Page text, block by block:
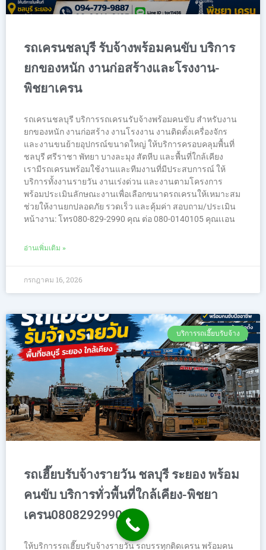
รถเครนชลบุรี รับจ้างพร้อมคนขับ บริการ
ยกของหนัก งานก่อสร้างและโรงงาน-
พิชยาเครน
รถเครนชลบุรี บริการรถเครนรับจ้างพร้อมคนขับ สำหรับงาน
ยกของหนัก งานก่อสร้าง งานโรงงาน งานติดตั้งเครื่องจักร
และงานขนย้ายอุปกรณ์ขนาดใหญ่ ให้บริการครอบคลุมพื้นที่
ชลบุรี ศรีราชา พัทยา บางละมุง สัตหีบ และพื้นที่ใกล้เคียง
เรามีรถเครนพร้อมใช้งานและทีมงานที่มีประสบการณ์ ให้
บริการทั้งงานรายวัน งานเร่งด่วน และงานตามโครงการ
พร้อมประเมินลักษณะงานเพื่อเลือกขนาดรถเครนให้เหมาะสม
ช่วยให้งานยกปลอดภัย รวดเร็ว และคุ้มค่า สอบถาม/ประเมิน
หน้างาน: โทร080-829-2990 คุณ ต่อ 080-0140105 คุณเเอน
อ่านเพิ่มเติม »
กรกฎาคม 16, 2026
บริการรถเฮี๊ยบรับจ้าง
รถเฮี๊ยบรับจ้างรายวัน ชลบุรี ระยอง พร้อม
คนขับ บริการทั่วพื้นที่ใกล้เคียง-พิชยา
เครน0808292990
ให้บริการรถเฮี๊ยบรับจ้างรายวัน รถบรรทุกติดเครน พร้อมคน